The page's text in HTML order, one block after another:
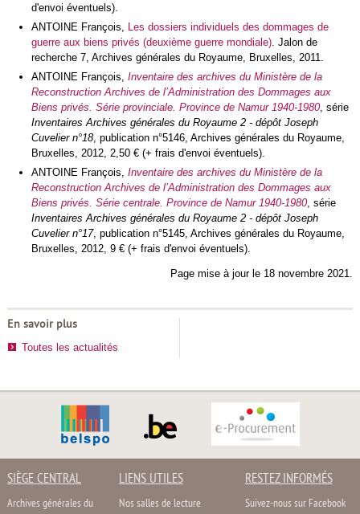
d'envoi éventuels).
ANTOINE François, Les dossiers individuels des dommages de
guerre aux biens privés (deuxième guerre mondiale). Jalon de
recherche 7, Archives générales du Royaume, Bruxelles, 2011.
ANTOINE François, Inventaire des archives du Ministère de la
Reconstruction Archives de l’Administration des Dommages aux
Biens privés. Série provinciale. Province de Namur 1940-1980, série
Inventaires Archives générales du Royaume 2 - dépôt Joseph
Cuvelier n°18, publication n°5146, Archives générales du Royaume,
Bruxelles, 2012, 2,50 € (+ frais d'envoi éventuels).
ANTOINE François, Inventaire des archives du Ministère de la
Reconstruction Archives de l’Administration des Dommages aux
Biens privés. Série centrale. Province de Namur 1940-1980, série
Inventaires Archives générales du Royaume 2 - dépôt Joseph
Cuvelier n°17, publication n°5145, Archives générales du Royaume,
Bruxelles, 2012, 9 € (+ frais d'envoi éventuels).
Page mise à jour le 18 novembre 2021.
En savoir plus
Toutes les actualités
SIÈGE CENTRAL
Archives générales du
LIENS UTILES
Nos salles de lecture
RESTEZ INFORMÉS
Suivez-nous sur Facebook